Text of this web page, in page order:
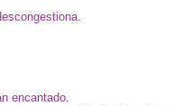
encantado.